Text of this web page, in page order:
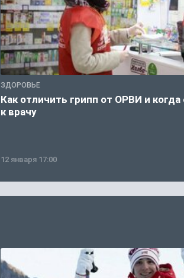
ЗДОРОВЬЕ
Как отличить грипп от ОРВИ и
к врачу
12 января 17:00